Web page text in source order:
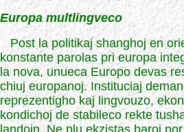
Europa multlingveco
Post la politikaj shanghoj en
konstante parolas pri europa
la nova, unueca Europo devas
chiuj europanoj. Instituciaj
reprezentigho kaj lingvouzo,
kondichoj de stabileco rekte
landojn. Ne plu ekzistas baroj